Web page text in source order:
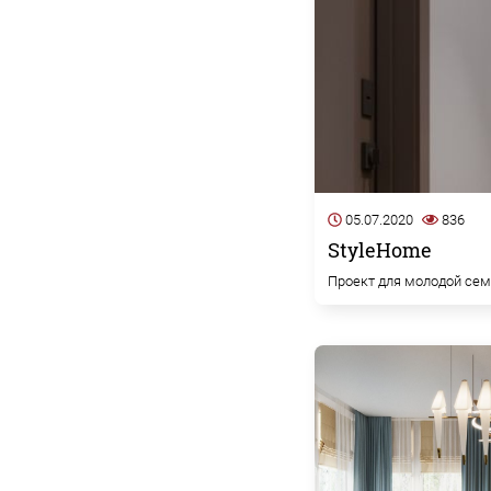
05.07.2020 836
StyleHome
Проект для молодой